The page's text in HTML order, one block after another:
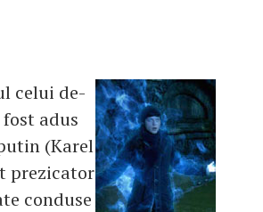
celui de-
adus
(Karel
prezicator
conduse